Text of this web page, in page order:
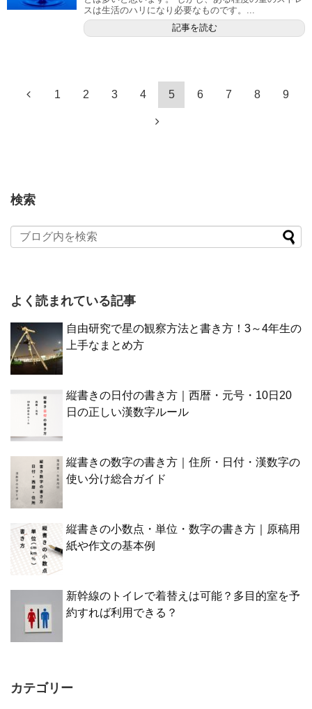
スは生活のハリになり必要なものです。...
記事を読む
1 2 3 4 5 6 7 8 9
検索
よく読まれている記事
自由研究で星の観察方法と書き方！3～4年生の
上手なまとめ方
縦書きの日付の書き方｜西暦・元号・10日20
日の正しい漢数字ルール
縦書きの数字の書き方｜住所・日付・漢数字の
使い分け総合ガイド
縦書きの小数点・単位・数字の書き方｜原稿用
紙や作文の基本例
新幹線のトイレで着替えは可能？多目的室を予
約すれば利用できる？
カテゴリー